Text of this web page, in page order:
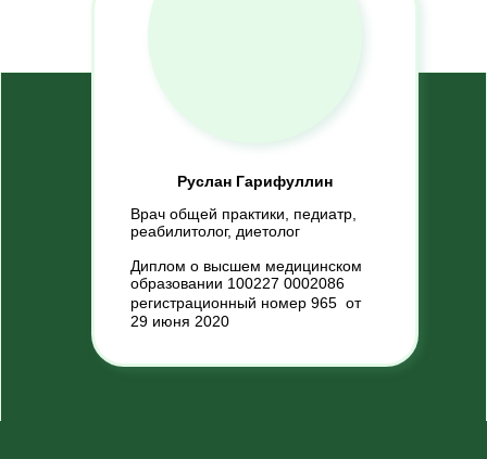
Врач общей практики, педиатр,
реабилитолог, диетолог
Диплом о высшем медицинском
образовании 100227 0002086
регистрационный номер 965 от
29 июня 2020
Руслан Гарифуллин